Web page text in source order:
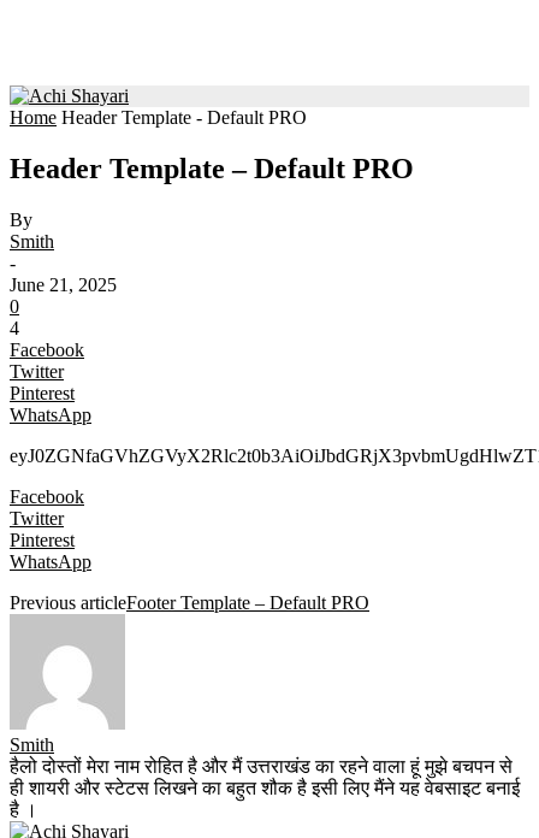
Home Header Template - Default PRO
Header Template – Default PRO
By
Smith
-
June 21, 2025
0
4
Facebook
Twitter
Pinterest
WhatsApp
Facebook
Twitter
Pinterest
WhatsApp
Previous articleFooter Template – Default PRO
Smith
हैलो दोस्तों मेरा नाम रोहित है और मैं उत्तराखंड का रहने वाला हूं मुझे बचपन से
ही शायरी और स्टेटस लिखने का बहुत शौक है इसी लिए मैंने यह वेबसाइट बनाई
है ।